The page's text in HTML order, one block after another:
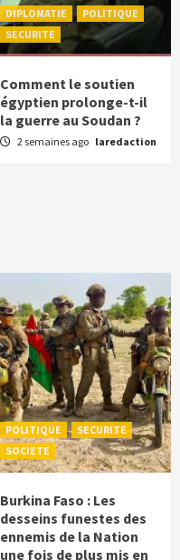
DIPLOMATIE
POLITIQUE
SECURITE
Comment le soutien
égyptien prolonge-t-il
la guerre au Soudan ?
2 semaines ago laredaction
POLITIQUE
SECURITE
SOCIETE
Burkina Faso : Les
desseins funestes des
ennemis de la Nation
une fois de plus mis en